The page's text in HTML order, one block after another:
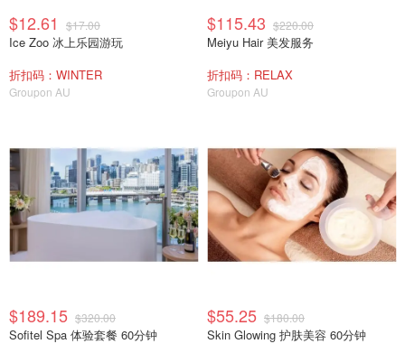
$12.61 $17.00
Ice Zoo 冰上乐园游玩
折扣码：WINTER
Groupon AU
$115.43 $220.00
Meiyu Hair 美发服务
折扣码：RELAX
Groupon AU
$189.15 $320.00
Sofitel Spa 体验套餐 60分钟
$55.25 $180.00
Skin Glowing 护肤美容 60分钟